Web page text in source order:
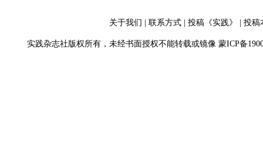
关于我们 联系方式 投稿《实践》 投
实践杂志社版权所有，未经书面授权不能转载或镜像蒙ICP备